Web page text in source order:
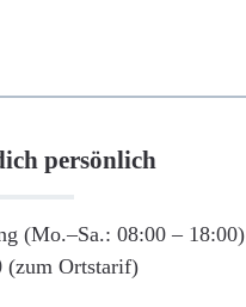
persönlich
(Mo.–Sa.: 08:00 –
(zum Ortstarif)